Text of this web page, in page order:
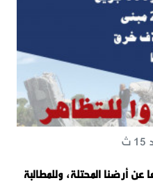
أرضنا المحتلة، وللمطالبة